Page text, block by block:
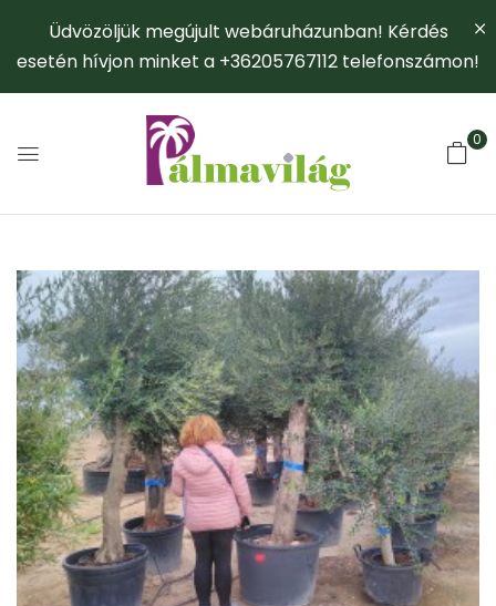
Üdvözöljük megújult webáruházunban! Kérdés
esetén hívjon minket a +36205767112 telefonszámon!
0